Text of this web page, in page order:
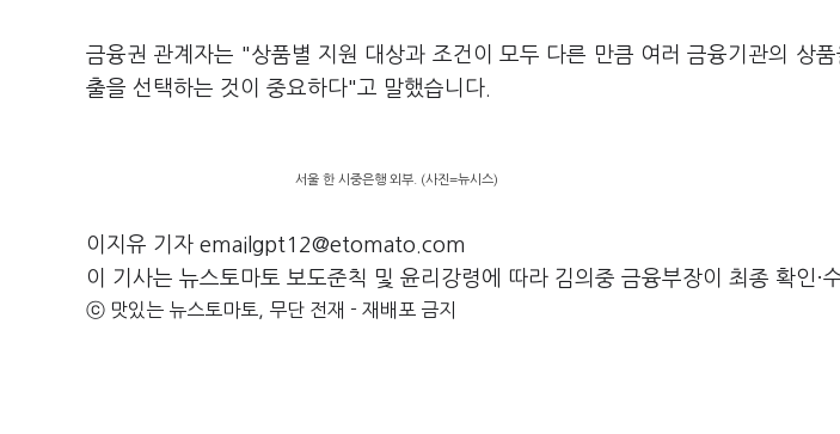
금융권 관계자는 "상품별 지원 대상과 조건이 모두 다른 만큼 여러 금융기관의 상
출을 선택하는 것이 중요하다"고 말했습니다.
서울 한 시중은행 외부. (사진=뉴시스)
이지유 기자 emailgpt12@etomato.com
이 기사는 뉴스토마토 보도준칙 및 윤리강령에 따라 김의중 금융부장이 최종 확인·
ⓒ 맛있는 뉴스토마토, 무단 전재 - 재배포 금지